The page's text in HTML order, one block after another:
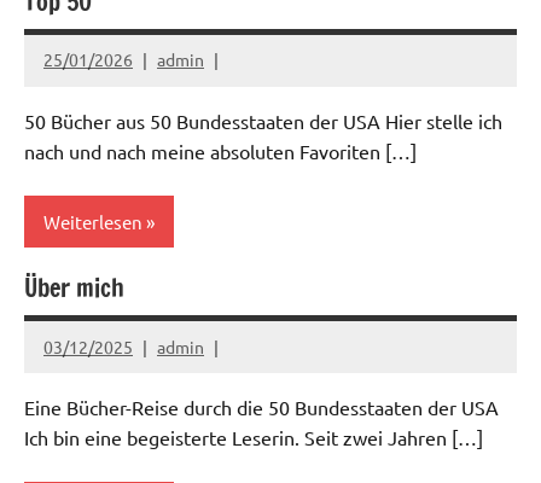
Aktuell
25/01/2026 admin
50 Bücher aus 50 Bundesstaaten der USA Hier stelle ich
nach und nach meine absoluten Favoriten […]
Weiterlesen
Über mich
03/12/2025 admin
Eine Bücher-Reise durch die 50 Bundesstaaten der USA
Ich bin eine begeisterte Leserin. Seit zwei Jahren […]